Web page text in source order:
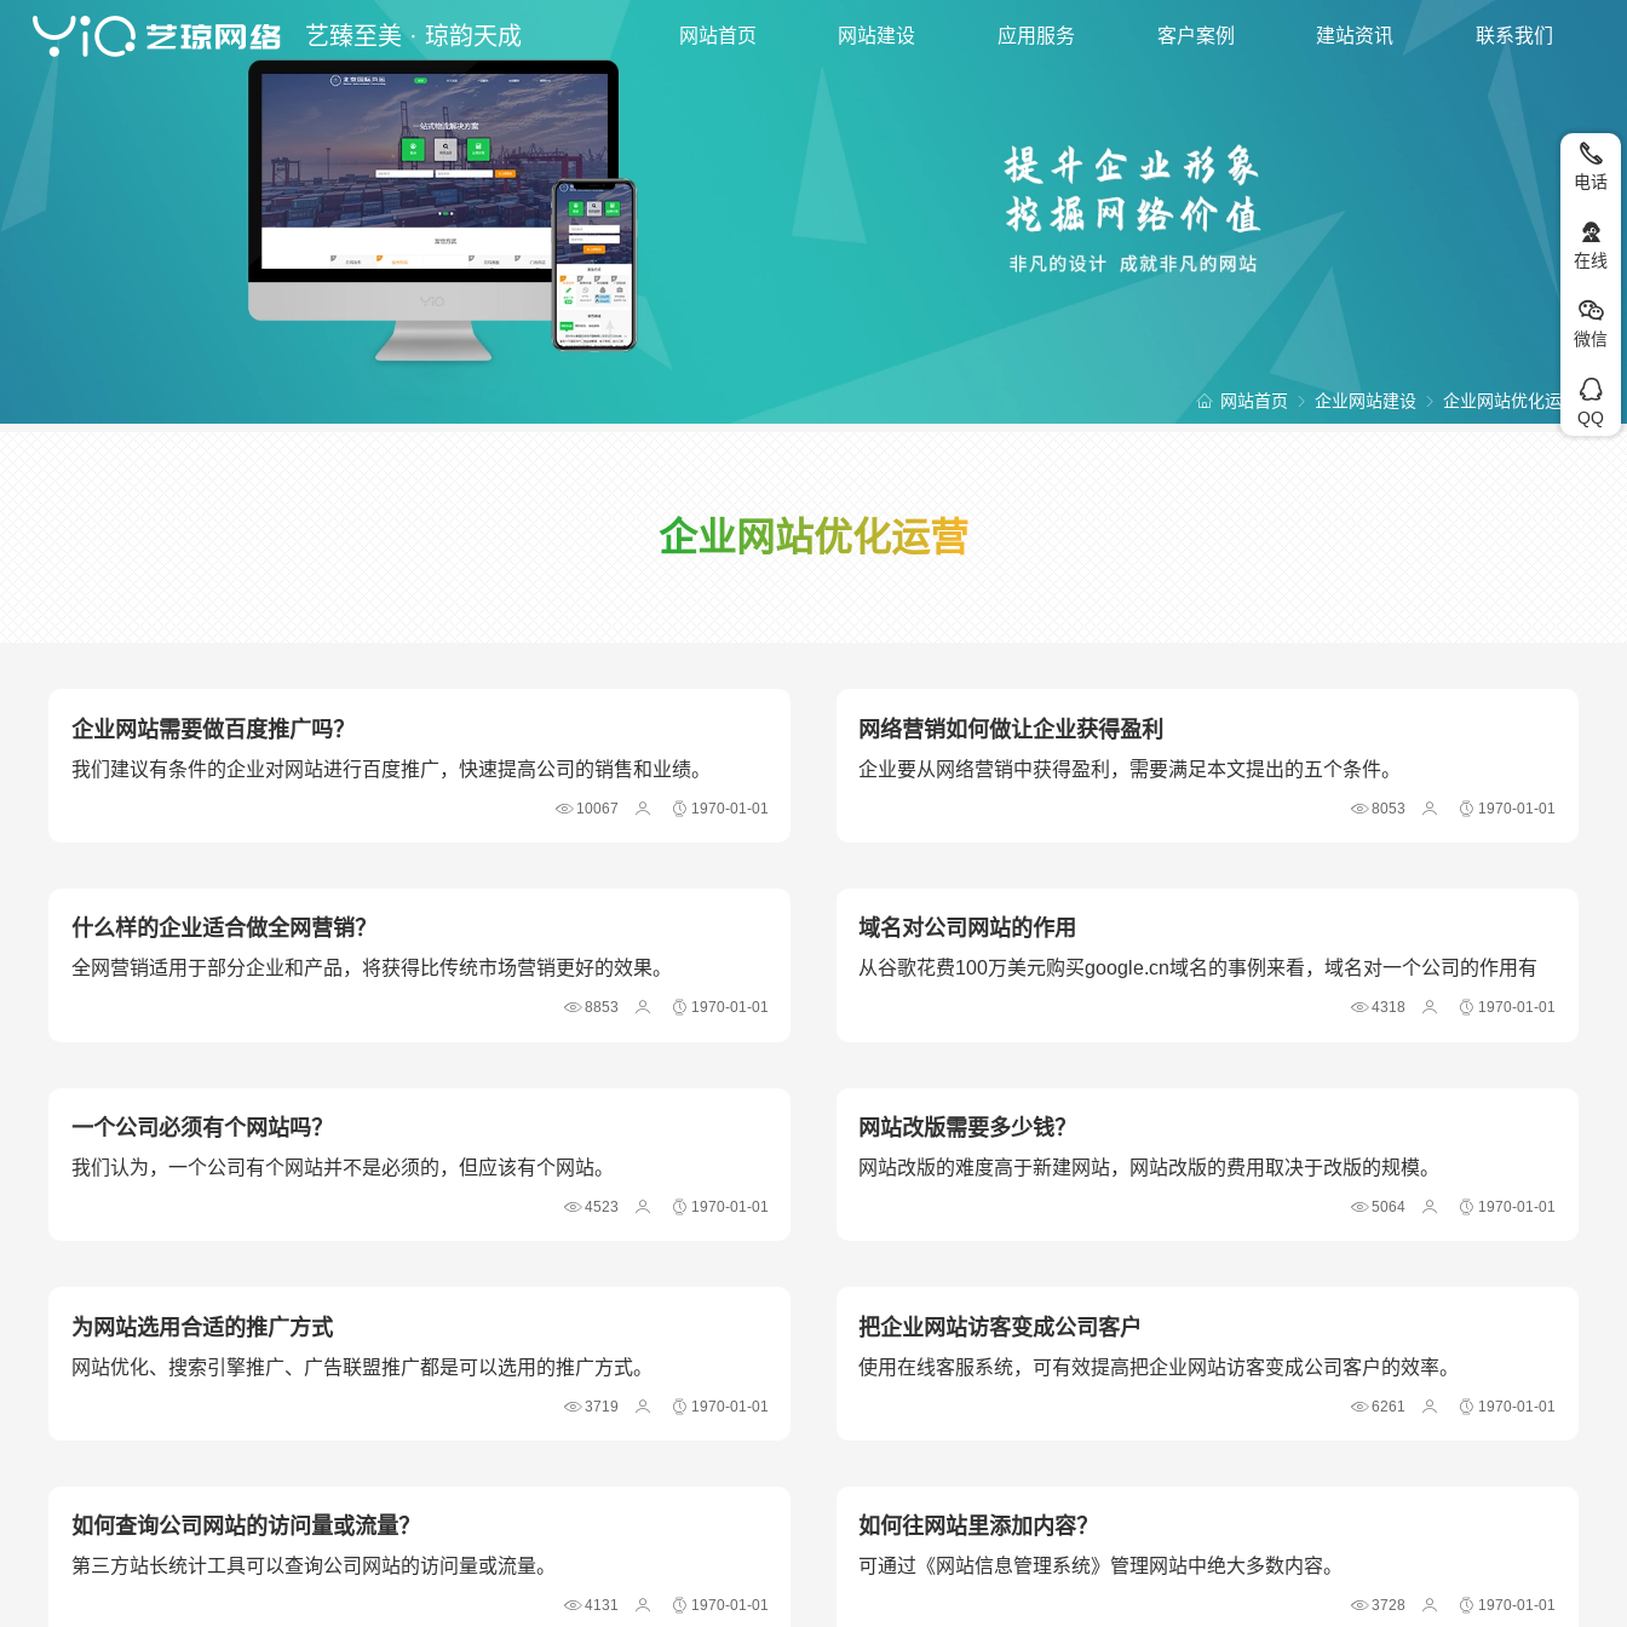
艺臻至美 · 琼韵天成 网站首页 网站建设 应用服务 客户案例 建站资讯 联系我们
网站首页 企业网站建设 企业网站优化运营
企业网站优化运营
企业网站需要做百度推广吗？
我们建议有条件的企业对网站进行百度推广，快速提高公司的销售和业绩。
10067 1970-01-01
网络营销如何做让企业获得盈利
企业要从网络营销中获得盈利，需要满足本文提出的五个条件。
8053 1970-01-01
什么样的企业适合做全网营销？
全网营销适用于部分企业和产品，将获得比传统市场营销更好的效果。
8853 1970-01-01
域名对公司网站的作用
从谷歌花费100万美元购买google.cn域名的事例来看，域名对一个公司的作用有
4318 1970-01-01
一个公司必须有个网站吗？
我们认为，一个公司有个网站并不是必须的，但应该有个网站。
4523 1970-01-01
网站改版需要多少钱？
网站改版的难度高于新建网站，网站改版的费用取决于改版的规模。
5064 1970-01-01
为网站选用合适的推广方式
网站优化、搜索引擎推广、广告联盟推广都是可以选用的推广方式。
3719 1970-01-01
把企业网站访客变成公司客户
使用在线客服系统，可有效提高把企业网站访客变成公司客户的效率。
6261 1970-01-01
如何查询公司网站的访问量或流量？
第三方站长统计工具可以查询公司网站的访问量或流量。
4131 1970-01-01
如何往网站里添加内容？
可通过《网站信息管理系统》管理网站中绝大多数内容。
3728 1970-01-01
电话
在线
微信
QQ